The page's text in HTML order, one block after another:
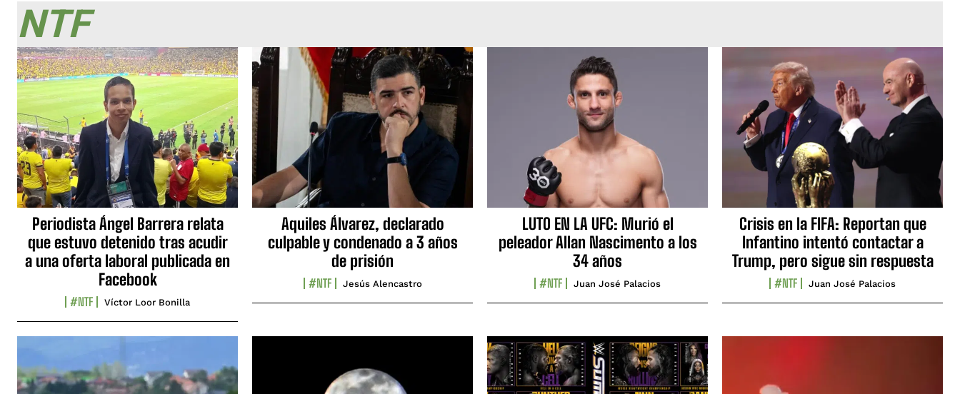
NTF
Periodista Ángel Barrera relata
que estuvo detenido tras acudir
a una oferta laboral publicada en
Facebook
#NTF Víctor Loor Bonilla
Aquiles Álvarez, declarado
culpable y condenado a 3 años
de prisión
#NTF Jesús Alencastro
LUTO EN LA UFC: Murió el
peleador Allan Nascimento a los
34 años
#NTF Juan José Palacios
Crisis en la FIFA: Reportan que
Infantino intentó contactar a
Trump, pero sigue sin respuesta
#NTF Juan José Palacios